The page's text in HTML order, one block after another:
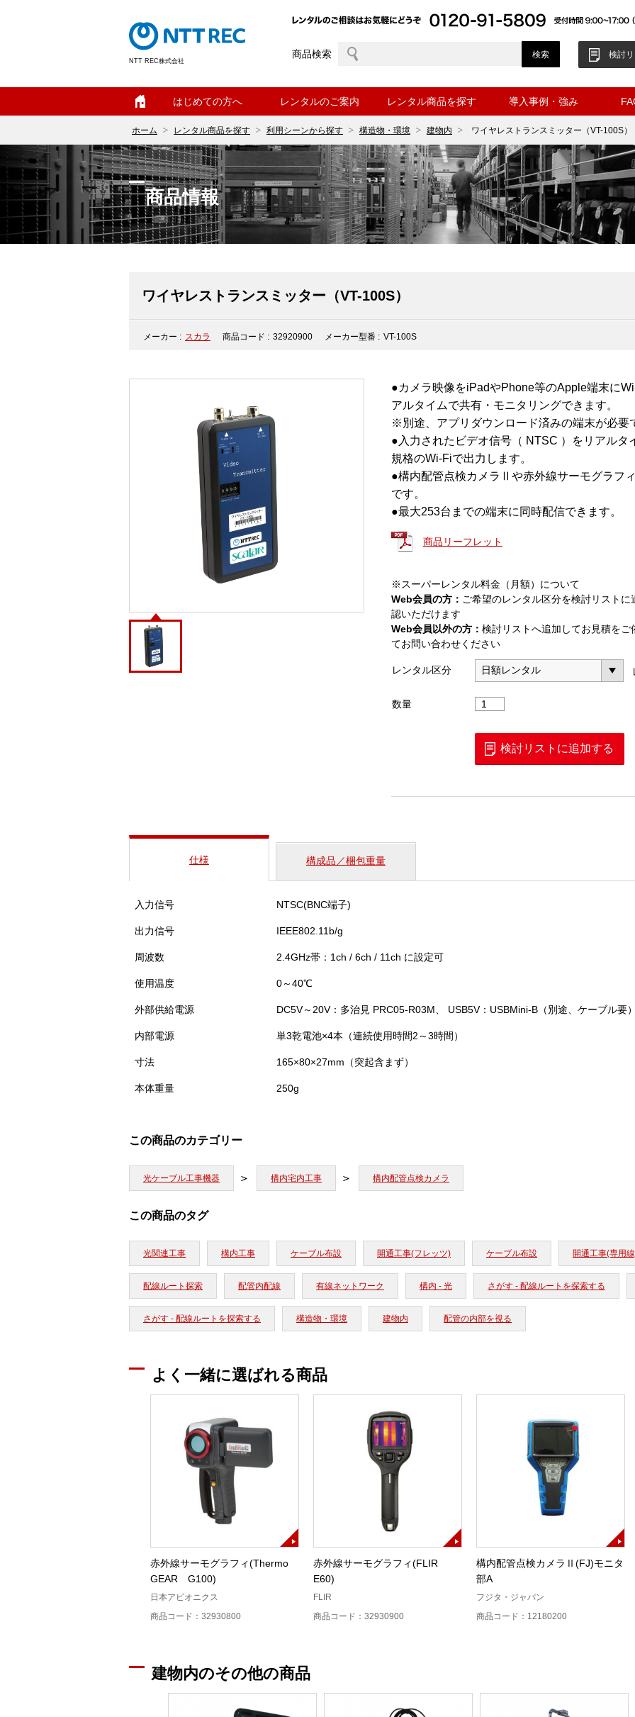
NTT REC株式会社
商品検索 検討リ
はじめての方へ レンタルのご案内 レンタル商品を探す 導入事例・強み
ホーム レンタル商品を探す 利用シーンから探す 構造物・環境 建物内 ワイヤレストランスミッター（VT-100S）
商品情報
ワイヤレストランスミッター（VT-100S）
メーカー : スカラ 商品コード : 32920900 メーカー型番 : VT-100S
●カメラ映像をiPadやPhone等のApple端末に
アルタイムで共有・モニタリングできます。
※別途、アプリダウンロード済みの端末が必要
●入力されたビデオ信号（ NTSC ）をリアルタ
規格のWi-Fiで出力します。
●構内配管点検カメラⅡや赤外線サーモグラフ
です。
●最大253台までの端末に同時配信できます。
商品リーフレット
※スーパーレンタル料金（月額）について
Web会員の方： ご希望のレンタル区分を検討リスト
認いただけます
Web会員以外の方： 検討リストへ追加してお見積をご
てお問い合わせください
レンタル区分
数量
ワ
ヤ
ス
ー
検討リストに追加する
仕様 構成品／梱包重量
入力信号 NTSC(BNC端子)
出力信号 IEEE802.11b/g
周波数 2.4GHz帯：1ch / 6ch / 11ch に設定可
使用温度 0～40℃
外部供給電源 DC5V～20V：多治見 PRC05-R03M、 USB5V：USBMini-B（別途、ケーブル要）
内部電源 単3乾電池×4本（連続使用時間2～3時間）
寸法 165×80×27mm（突起含まず）
本体重量 250g
この商品のカテゴリー
光ケーブル工事機器 構内宅内工事 構内配管点検カメラ
この商品のタグ
光関連工事 構内工事 ケーブル布設 開通工事(フレッツ) ケーブル布設 開通工事(専用
配線ルート探索 配管内配線 有線ネットワーク 構内 - 光 さがす - 配線ルートを探索する
さがす - 配線ルートを探索する 構造物・環境 建物内 配管の内部を視る
よく一緒に選ばれる商品
赤外線サーモグラフィ(Thermo
GEAR G100)
日本アビオニクス
商品コード：32930800
赤外線サーモグラフィ(FLIR
E60)
FLIR
商品コード：32930900
構内配管点検カメラⅡ(FJ)モニタ
部A
フジタ・ジャパン
商品コード：12180200
建物内のその他の商品